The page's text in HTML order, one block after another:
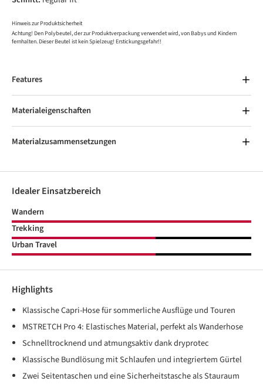
Hinweis zur Produktsicherheit
Achtung! Den Polybeutel, der zur Produktverpackung verwendet wird, von Babys und Kindern
fernhalten. Dieser Beutel ist kein Spielzeug! Erstickungsgefahr!!
Features
Materialeigenschaften
Materialzusammensetzungen
Idealer Einsatzbereich
Wandern
Trekking
Urban Travel
Highlights
Klassische Capri-Hose für sommerliche Ausflüge und Touren
MSTRETCH Pro 4: Elastisches Material, perfekt als Wanderhose
Schnelltrocknend und atmungsaktiv dank dryprotec
Klassische Bundlösung mit Schlaufen und integriertem Gürtel
Zwei Seitentaschen und eine Sicherheitstasche als Stauraum